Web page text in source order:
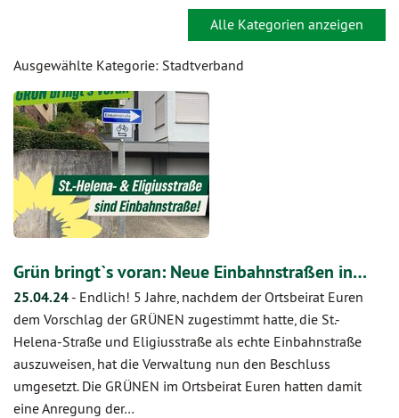
Alle Kategorien anzeigen
Ausgewählte Kategorie: Stadtverband
Grün bringt`s voran: Neue Einbahnstraßen in…
25.04.24 - Endlich! 5 Jahre, nachdem der Ortsbeirat Euren
dem Vorschlag der GRÜNEN zugestimmt hatte, die St.-
Helena-Straße und Eligiusstraße als echte Einbahnstraße
auszuweisen, hat die Verwaltung nun den Beschluss
umgesetzt. Die GRÜNEN im Ortsbeirat Euren hatten damit
eine Anregung der…